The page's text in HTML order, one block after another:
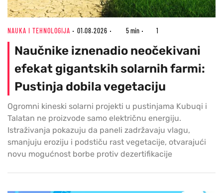
NAUKA I TEHNOLOGIJA 01.08.2026 5 min 1
Naučnike iznenadio neočekivani
efekat gigantskih solarnih farmi:
Pustinja dobila vegetaciju
Ogromni kineski solarni projekti u pustinjama Kubuqi i
Talatan ne proizvode samo električnu energiju.
Istraživanja pokazuju da paneli zadržavaju vlagu,
smanjuju eroziju i podstiču rast vegetacije, otvarajući
novu mogućnost borbe protiv dezertifikacije